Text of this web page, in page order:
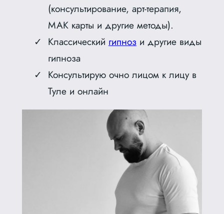
(консультирование, арт-терапия,
МАК карты и другие методы).
Классический гипнози другие виды
гипноза
Консультирую очно лицом к лицу в
Туле и онлайн